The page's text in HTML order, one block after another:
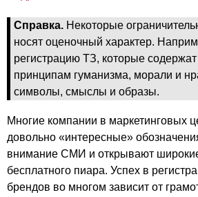
Справка. Некоторые
носят оценочный характер.
регистрацию ТЗ, которые
принципам гуманизма, морали и
символы, смыслы и образы.
Многие компании в маркетинговых
довольно «интересные»
внимание СМИ и открывают
бесплатного пиара. Успех в
брендов во многом зависит от